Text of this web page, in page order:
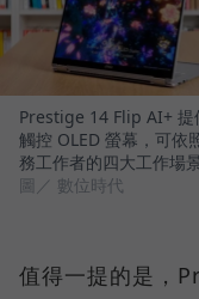
Prestige 14 Flip AI+ 提
觸控 OLED 螢幕，可依
務工作者的四大工作場景
圖／ 數位時代
值得一提的是，